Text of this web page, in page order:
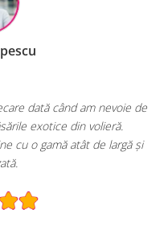
dată când am nevoie de
exotice din volieră.
cu o gamă atât de largă și